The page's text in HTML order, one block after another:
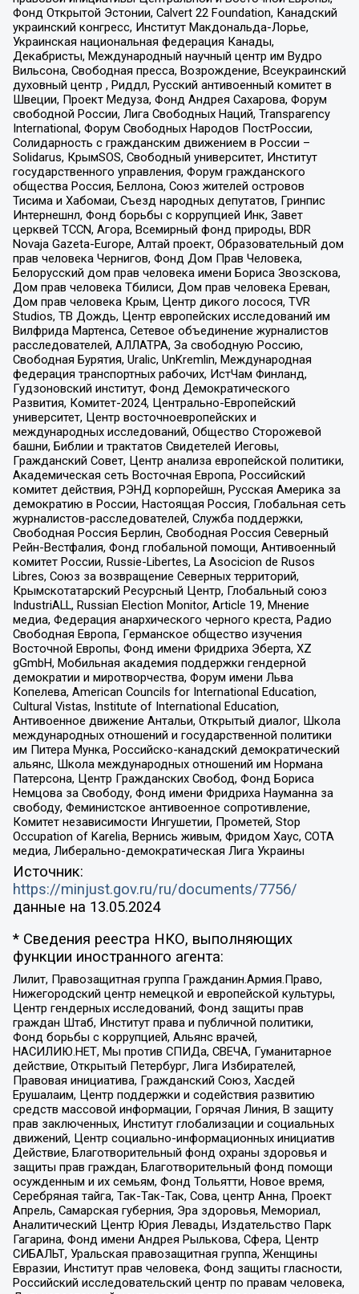
Фонд Открытой Эстонии, Calvert 22 Foundation, Канадский
украинский конгресс, Институт Макдональда-Лорье,
Украинская национальная федерация Канады,
Декабристы, Международный научный центр им Вудро
Вильсона, Свободная пресса, Возрождение, Всеукраинский
духовный центр , Риддл, Русский антивоенный комитет в
Швеции, Проект Медуза, Фонд Андрея Сахарова, Форум
свободной России, Лига Свободных Наций, Transparеncy
International, Форум Свободных Народов ПостРоссии,
Солидарность с гражданским движением в России –
Solidarus, КрымSOS, Свободный университет, Институт
государственного управления, Форум гражданского
общества Россия, Беллона, Союз жителей островов
Тисима и Хабомаи, Съезд народных депутатов, Гринпис
Интернешнл, Фонд борьбы с коррупцией Инк, Завет
церквей TCCN, Агора, Всемирный фонд природы, BDR
Novaja Gazeta-Europe, Алтай проект, Образовательный дом
прав человека Чернигов, Фонд Дом Прав Человека,
Белорусский дом прав человека имени Бориса Звозскова,
Дом прав человека Тбилиси, Дом прав человека Ереван,
Дом прав человека Крым, Центр дикого лосося, TVR
Studios, ТВ Дождь, Центр европейских исследований им
Вилфрида Мартенса, Сетевое объединение журналистов
расследователей, АЛЛАТРА, За свободную Россию,
Свободная Бурятия, Uralic, UnKremlin, Международная
федерация транспортных рабочих, ИстЧам Финланд,
Гудзоновский институт, Фонд Демократического
Развития, Комитет-2024, Центрально-Европейский
университет, Центр восточноевропейских и
международных исследований, Общество Сторожевой
башни, Библии и трактатов Свидетелей Иеговы,
Гражданский Совет, Центр анализа европейской политики,
Академическая сеть Восточная Европа, Российский
комитет действия, РЭНД корпорейшн, Русская Америка за
демократию в России, Настоящая Россия, Глобальная сеть
журналистов-расследователей, Служба поддержки,
Свободная Россия Берлин, Свободная Россия Северный
Рейн-Вестфалия, Фонд глобальной помощи, Антивоенный
комитет России, Russie-Libertes, La Asocicion de Rusos
Libres, Союз за возвращение Северных территорий,
Крымскотатарский Ресурсный Центр, Глобальный союз
IndustriALL, Russian Election Monitor, Article 19, Мнение
медиа, Федерация анархического черного креста, Радио
Свободная Европа, Германское общество изучения
Восточной Европы, Фонд имени Фридриха Эберта, XZ
gGmbH, Мобильная академия поддержки гендерной
демократии и миротворчества, Форум имени Льва
Копелева, American Councils for International Education,
Cultural Vistas, Institute of International Education,
Антивоенное движение Антальи, Открытый диалог, Школа
международных отношений и государственной политики
им Питера Мунка, Российско-канадский демократический
альянс, Школа международных отношений им Нормана
Патерсона, Центр Гражданских Свобод, Фонд Бориса
Немцова за Свободу, Фонд имени Фридриха Науманна за
свободу, Феминистское антивоенное сопротивление,
Комитет независимости Ингушетии, Прометей, Stop
Occupation of Karelia, Вернись живым, Фридом Хаус, СОТА
медиа, Либерально-демократическая Лига Украины
Источник:
https://minjust.gov.ru/ru/documents/7756/
данные на 13.05.2024
* Сведения реестра НКО, выполняющих
функции иностранного агента:
Лилит, Правозащитная группа Гражданин.Армия.Право,
Нижегородский центр немецкой и европейской культуры,
Центр гендерных исследований, Фонд защиты прав
граждан Штаб, Институт права и публичной политики,
Фонд борьбы с коррупцией, Альянс врачей,
НАСИЛИЮ.НЕТ, Мы против СПИДа, СВЕЧА, Гуманитарное
действие, Открытый Петербург, Лига Избирателей,
Правовая инициатива, Гражданский Союз, Хасдей
Ерушалаим, Центр поддержки и содействия развитию
средств массовой информации, Горячая Линия, В защиту
прав заключенных, Институт глобализации и социальных
движений, Центр социально-информационных инициатив
Действие, Благотворительный фонд охраны здоровья и
защиты прав граждан, Благотворительный фонд помощи
осужденным и их семьям, Фонд Тольятти, Новое время,
Серебряная тайга, Так-Так-Так, Сова, центр Анна, Проект
Апрель, Самарская губерния, Эра здоровья, Мемориал,
Аналитический Центр Юрия Левады, Издательство Парк
Гагарина, Фонд имени Андрея Рылькова, Сфера, Центр
СИБАЛЬТ, Уральская правозащитная группа, Женщины
Евразии, Институт прав человека, Фонд защиты гласности,
Российский исследовательский центр по правам человека,